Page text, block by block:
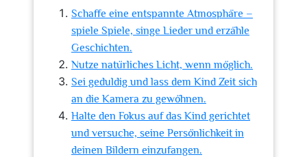
Schaffe eine entspannte Atmosphäre –
spiele Spiele, singe Lieder und erzähle
Geschichten.
Nutze natürliches Licht, wenn möglich.
Sei geduldig und lass dem Kind Zeit sich
an die Kamera zu gewöhnen.
Halte den Fokus auf das Kind gerichtet
und versuche, seine Persönlichkeit in
deinen Bildern einzufangen.